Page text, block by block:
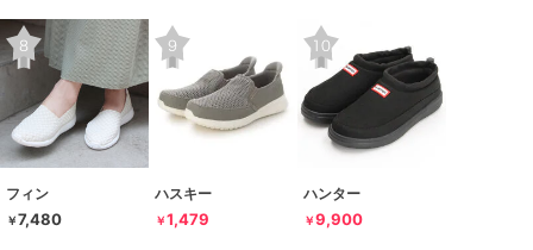
フィン
￥7,480
ハスキー
￥1,479
ハンター
￥9,900